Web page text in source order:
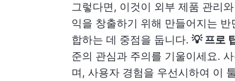
그렇다면, 이것이 외부 제품 관리
익을 창출하기 위해 만들어지는
합하는 데 중점을 둡니다. 💡 프로
준의 관심과 주의를 기울이세요.
며, 사용자 경험을 우선시하여 이